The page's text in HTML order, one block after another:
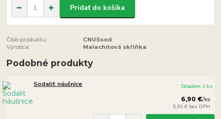
Pridať do košíka
Číslo produktu:
CNUSsod
Výrobca:
Malachitová skříňka
Podobné produkty
Sodalit náušnice
6,90 €/ks
5,61 € bez DPH
Skladom 1 ks